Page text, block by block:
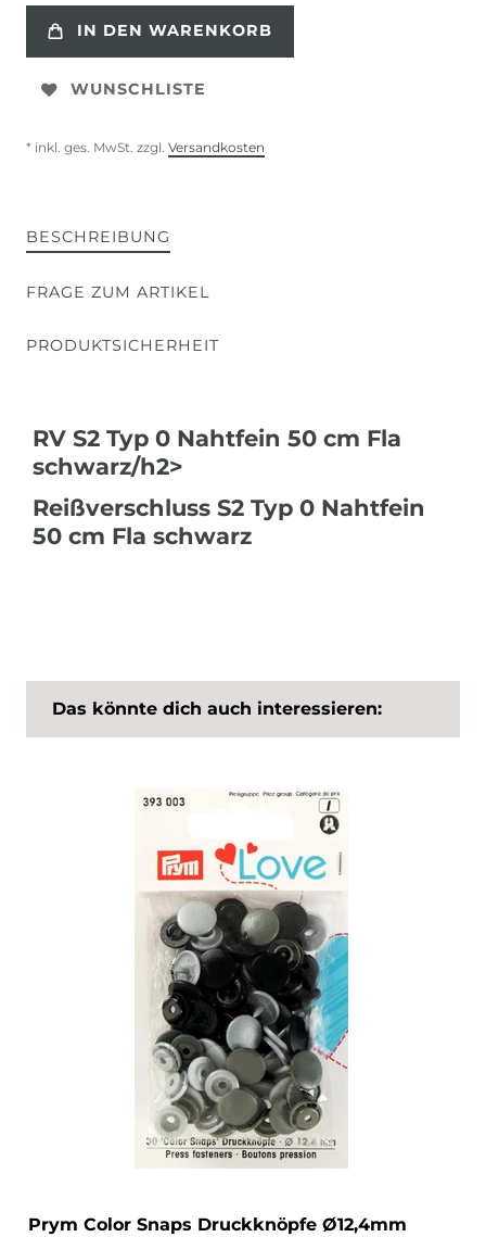
IN DEN WARENKORB
WUNSCHLISTE
* inkl. ges. MwSt. zzgl. Versandkosten
BESCHREIBUNG
FRAGE ZUM ARTIKEL
PRODUKTSICHERHEIT
RV S2 Typ 0 Nahtfein 50 cm Fla
schwarz/h2>
Reißverschluss S2 Typ 0 Nahtfein
50 cm Fla schwarz
Das könnte dich auch interessieren:
Prym Color Snaps Druckknöpfe Ø12,4mm